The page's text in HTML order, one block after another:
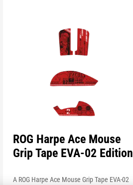
ROG Harpe Ace Mouse
Grip Tape EVA-02 Edition
A ROG Harpe Ace Mouse Grip Tape EVA-02